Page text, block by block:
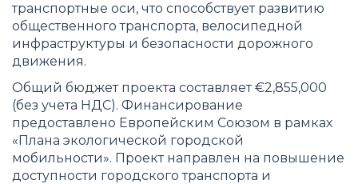
транспортные оси, что способствует развитию
общественного транспорта, велосипедной
инфраструктуры и безопасности дорожного
движения.
Общий бюджет проекта составляет €2,855,000
(без учета НДС). Финансирование
предоставлено Европейским Союзом в рамках
«Плана экологической городской
мобильности». Проект направлен на повышение
доступности городского транспорта и